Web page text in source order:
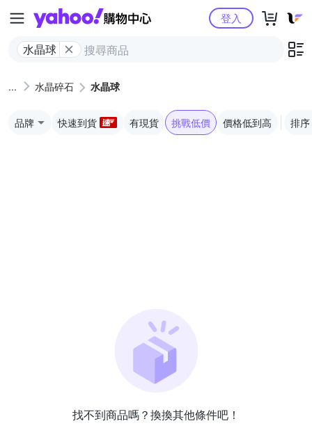
Yahoo購物中心
水晶球
登入
水晶碎石 水晶球
品牌 快速到貨 有現貨 挑戰低價 價格低到高 排序
找不到商品嗎？換換其他條件吧！